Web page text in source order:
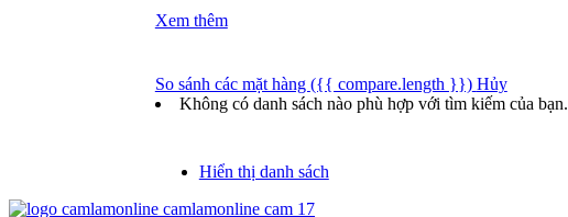
Xem thêm
So sánh các mặt hàng ({{ compare.length }}) Hủy
Không có danh sách nào phù hợp với tìm kiếm của bạn.
Hiển thị danh sách